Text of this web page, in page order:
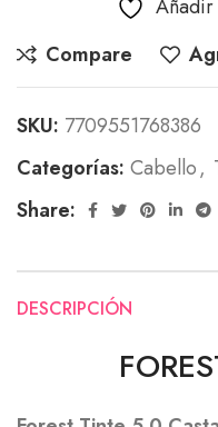
Añadir
Compare
SKU: 7709551768386
Categorías: Cabello,
Share:
DESCRIPCIÓN